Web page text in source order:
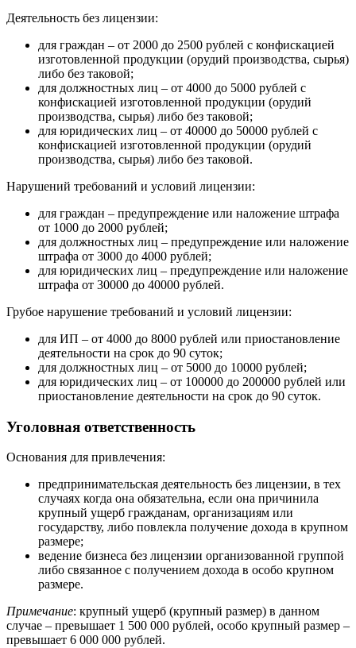
Деятельность без лицензии:
для граждан – от 2000 до 2500 рублей с конфискацией
изготовленной продукции (орудий производства, сырья)
либо без таковой;
для должностных лиц – от 4000 до 5000 рублей с
конфискацией изготовленной продукции (орудий
производства, сырья) либо без таковой;
для юридических лиц – от 40000 до 50000 рублей с
конфискацией изготовленной продукции (орудий
производства, сырья) либо без таковой.
Нарушений требований и условий лицензии:
для граждан – предупреждение или наложение штрафа
от 1000 до 2000 рублей;
для должностных лиц – предупреждение или наложение
штрафа от 3000 до 4000 рублей;
для юридических лиц – предупреждение или наложение
штрафа от 30000 до 40000 рублей.
Грубое нарушение требований и условий лицензии:
для ИП – от 4000 до 8000 рублей или приостановление
деятельности на срок до 90 суток;
для должностных лиц – от 5000 до 10000 рублей;
для юридических лиц – от 100000 до 200000 рублей или
приостановление деятельности на срок до 90 суток.
Уголовная ответственность
Основания для привлечения:
предпринимательская деятельность без лицензии, в тех
случаях когда она обязательна, если она причинила
крупный ущерб гражданам, организациям или
государству, либо повлекла получение дохода в крупном
размере;
ведение бизнеса без лицензии организованной группой
либо связанное с получением дохода в особо крупном
размере.
Примечание: крупный ущерб (крупный размер) в данном
случае – превышает 1 500 000 рублей, особо крупный размер –
превышает 6 000 000 рублей.